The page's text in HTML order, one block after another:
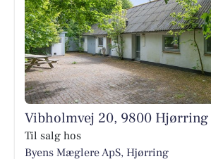
Vibholmvej 20, 9800 Hjørring
Til salg hos
Byens Mæglere ApS, Hjørring